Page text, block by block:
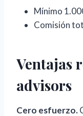
Mínimo
Comisión
Ventajas
advisors
Cero esfuerzo.